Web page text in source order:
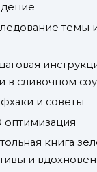
темы
в сливочном
и советы
оптимизация
книга
и